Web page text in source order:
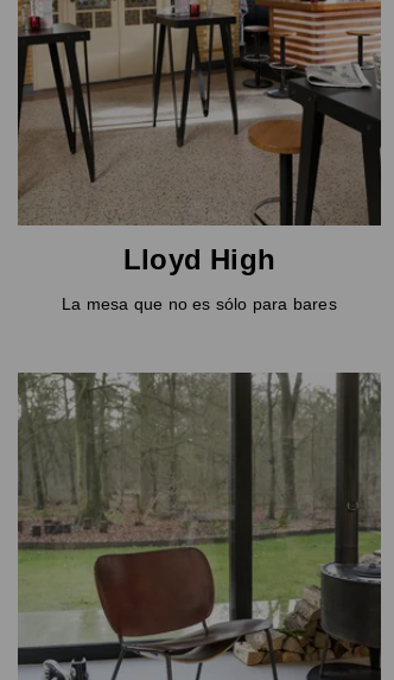
Lloyd High
La mesa que no es sólo para bares